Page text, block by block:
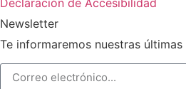
Newsletter
Te informaremos nuestras